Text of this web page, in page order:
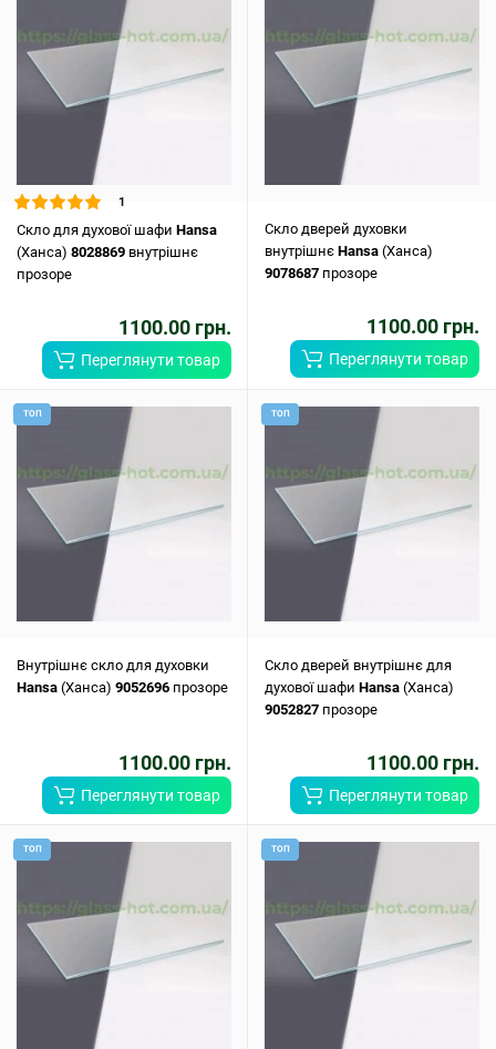
1
Скло для духової шафи Hansa
(Ханса) 8028869 внутрішнє
прозоре
1100.00 грн.
Переглянути товар
Скло дверей духовки
внутрішнє Hansa (Ханса)
9078687 прозоре
1100.00 грн.
Переглянути товар
ТОП
Внутрішнє скло для духовки
Hansa (Ханса) 9052696 прозоре
1100.00 грн.
Переглянути товар
ТОП
Скло дверей внутрішнє для
духової шафи Hansa (Ханса)
9052827 прозоре
1100.00 грн.
Переглянути товар
ТОП ТОП